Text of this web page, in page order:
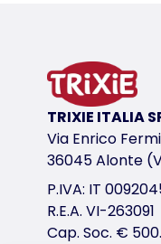
con chiusura sul
forma stabile
con apertura
con rete
ampi inserti in
con cuscino
con tasche
con corto
TRIXIE ITALIA
Via Enrico
36045 Alonte
P.IVA: IT
R.E.A. VI-263091
Cap. Soc. €